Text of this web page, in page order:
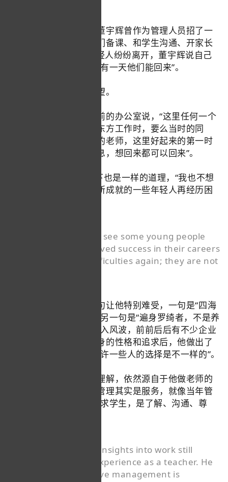
在做高中英语老师时，董宇辉曾作为管理人员招了一
批优秀的年轻人，教他们备课、和学生沟通、开家长
会......教培改革时，年轻人纷纷离开，董宇辉说自己
一直希望“这里好了之后有一天他们能回来”。
后来，他实现了这个愿望。
专访时，董宇辉看着眼前的办公室说，“这里任何一个
人都是以前我在西安新东方工作时，要么当时的同
事，要么在那曾经招过的老师，这里好起来的第一时
间，我就给他们发了消息，想回来都可以回来”。
“小作文”事件后选择留下也是一样的道理，“我也不想
让这里刚刚事业发展有所成就的一些年轻人再经历困
"I also don't want to see some young people
who have just achieved success in their careers
here go through difficulties again; they are not
他说小时候背诗，有两句让他特别难受，一句是“四海
无闲田，农夫犹饿死”，另一句是“遍身罗绮者，不是养
蚕人”。从走红网络到陷入风波，前前后后有不少企业
开出高薪挖他。综合自身的性格和追求后，他做出了
自己的决定，“你总得允许一些人的选择是不一样的”。
董宇辉对于工作的很多理解，依然源自于他做老师的
那段经历。他觉得好的管理其实是服务，就像当年管
理学生，“不是训斥、要求学生，是了解、沟通、尊
Dong Yuhui's many insights into work still
originate from his experience as a teacher. He
believes that effective management is